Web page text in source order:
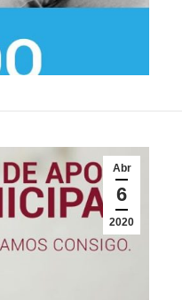
Abr
6
2020